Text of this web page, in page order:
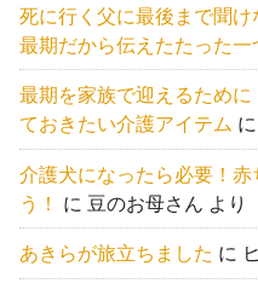
死に行く父に最後まで聞け
最期だから伝えたたった一
最期を家族で迎えるため
ておきたい介護アイテム に
介護犬になったら必要！
う！
に 豆のお母さん より
あきらが旅立ちました に